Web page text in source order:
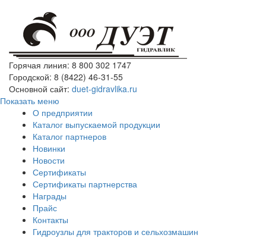
Горячая линия: 8 800 302 1747
Городской: 8 (8422) 46-31-55
Основной сайт: duet-gidravlika.ru
Показать меню
О предприятии
Каталог выпускаемой продукции
Каталог партнеров
Новинки
Новости
Сертификаты
Сертификаты партнерства
Награды
Прайс
Контакты
Гидроузлы для тракторов и сельхозмашин